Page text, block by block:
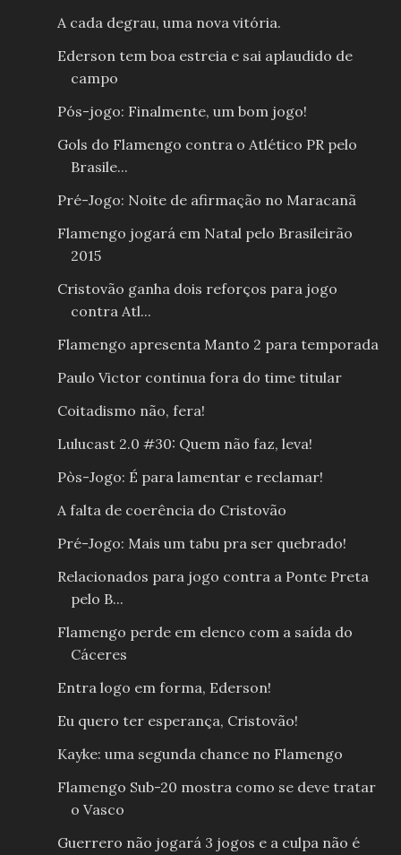
A cada degrau, uma nova vitória.
Ederson tem boa estreia e sai aplaudido de
campo
Pós-jogo: Finalmente, um bom jogo!
Gols do Flamengo contra o Atlético PR pelo
Brasile...
Pré-Jogo: Noite de afirmação no Maracanã
Flamengo jogará em Natal pelo Brasileirão
2015
Cristovão ganha dois reforços para jogo
contra Atl...
Flamengo apresenta Manto 2 para temporada
Paulo Victor continua fora do time titular
Coitadismo não, fera!
Lulucast 2.0 #30: Quem não faz, leva!
Pòs-Jogo: É para lamentar e reclamar!
A falta de coerência do Cristovão
Pré-Jogo: Mais um tabu pra ser quebrado!
Relacionados para jogo contra a Ponte Preta
pelo B...
Flamengo perde em elenco com a saída do
Cáceres
Entra logo em forma, Ederson!
Eu quero ter esperança, Cristovão!
Kayke: uma segunda chance no Flamengo
Flamengo Sub-20 mostra como se deve tratar
o Vasco
Guerrero não jogará 3 jogos e a culpa não é